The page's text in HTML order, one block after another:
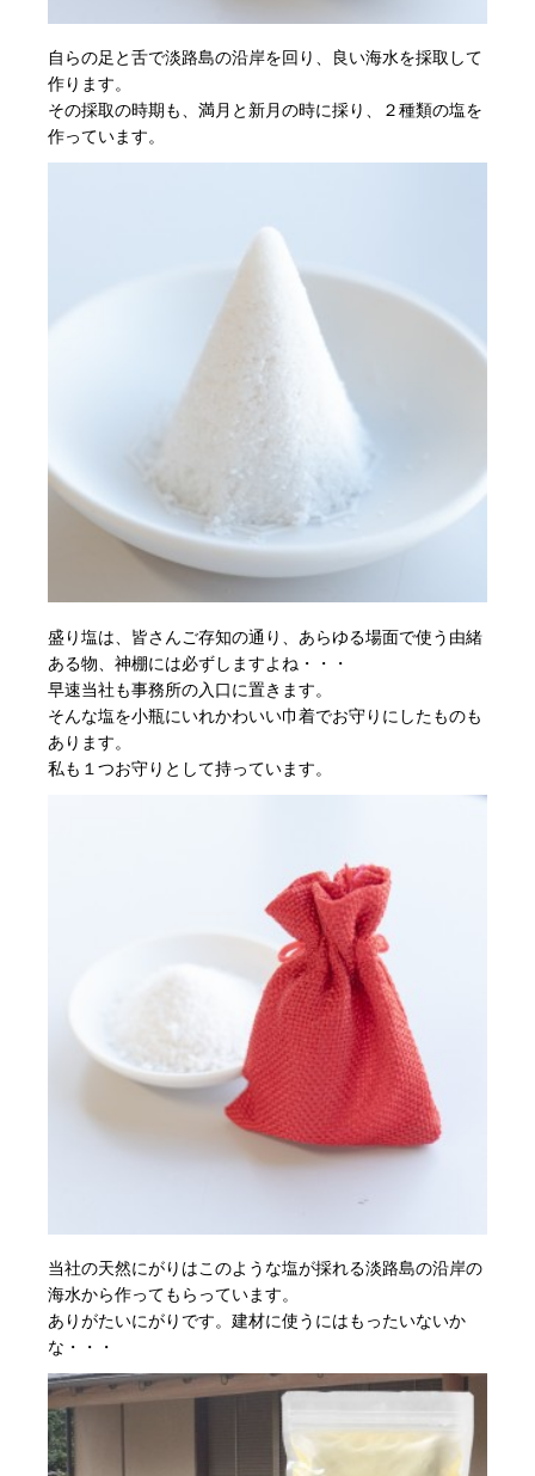
自らの足と舌で淡路島の沿岸を回り、良い海水を採取して
作ります。
その採取の時期も、満月と新月の時に採り、２種類の塩を
作っています。
盛り塩は、皆さんご存知の通り、あらゆる場面で使う由緒
ある物、神棚には必ずしますよね・・・
早速当社も事務所の入口に置きます。
そんな塩を小瓶にいれかわいい巾着でお守りにしたものも
あります。
私も１つお守りとして持っています。
当社の天然にがりはこのような塩が採れる淡路島の沿岸の
海水から作ってもらっています。
ありがたいにがりです。建材に使うにはもったいないか
な・・・